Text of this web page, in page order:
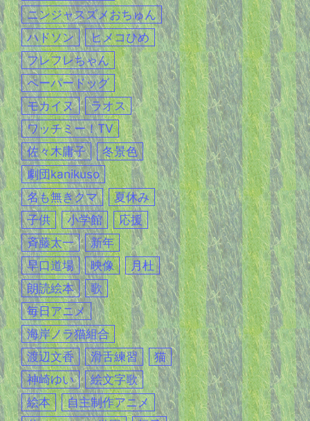
ニンジャスズメおちゅん
ハドソン
ヒメコひめ
フレフレちゃん
ペーパードッグ
モカイヌ
ラオス
ワッチミー！TV
佐々木庸子
冬景色
劇団kanikuso
名も無きクマ
夏休み
子供
小学館
応援
斉藤太一
新年
早口道場
映像
月杜
朗読絵本
歌
毎日アニメ
海岸ノラ猫組合
渡辺文香
滑舌練習
猫
神崎ゆい
絵文字歌
絵本
自主制作アニメ